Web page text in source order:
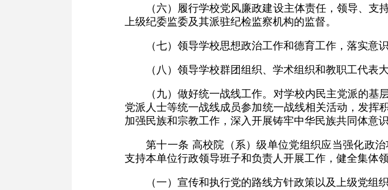
（六）履行学校党风廉政建设主体责任，领导、
上级纪委监委及其派驻纪检监察机构的监督。
（七）领导学校思想政治工作和德育工作，落实意
（八）领导学校群团组织、学术组织和教职工代表大
（九）做好统一战线工作。对学校内民主党派的
党派人士等统一战线成员参加统一战线相关活动，发挥
加强民族和宗教工作，深入开展铸牢中华民族共同体意
第十一条 高校院（系）级单位党组织应当强化政
支持本单位行政领导班子和负责人开展工作，健全集体
（一）宣传和执行党的路线方针政策以及上级党组